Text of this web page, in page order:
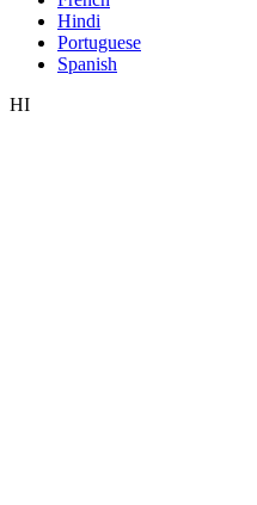
Hindi
Portuguese
Spanish
HI